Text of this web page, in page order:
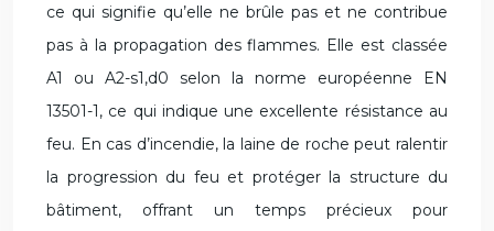
ce qui signifie qu’elle ne brûle pas et ne contribue
pas à la propagation des flammes. Elle est classée
A1 ou A2-s1,d0 selon la norme européenne EN
13501-1, ce qui indique une excellente résistance au
feu. En cas d’incendie, la laine de roche peut ralentir
la progression du feu et protéger la structure du
bâtiment, offrant un temps précieux pour